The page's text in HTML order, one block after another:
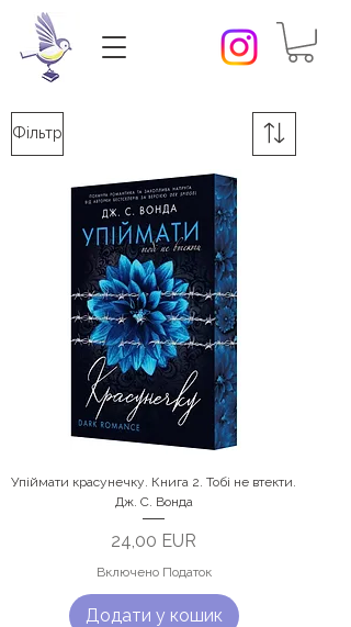
Фільтр
Упіймати красунечку. Книга 2. Тобі не втекти.
Дж. С. Вонда
Ціна
24,00 EUR
Включено Податок
Додати у кошик